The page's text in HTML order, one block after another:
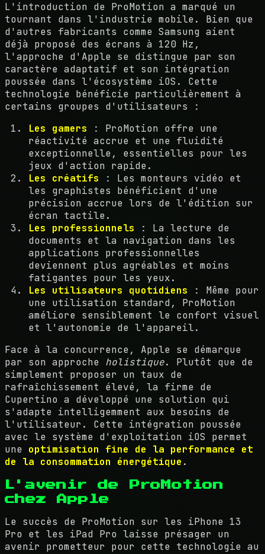
L'introduction de ProMotion a marqué un
tournant dans l'industrie mobile. Bien que
d'autres fabricants comme Samsung aient
déjà proposé des écrans à 120 Hz,
l'approche d'Apple se distingue par son
caractère adaptatif et son intégration
poussée dans l'écosystème iOS. Cette
technologie bénéficie particulièrement à
certains groupes d'utilisateurs :
Les gamers : ProMotion offre une
réactivité accrue et une fluidité
exceptionnelle, essentielles pour les
jeux d'action rapide.
Les créatifs : Les monteurs vidéo et
les graphistes bénéficient d'une
précision accrue lors de l'édition sur
écran tactile.
Les professionnels : La lecture de
documents et la navigation dans les
applications professionnelles
deviennent plus agréables et moins
fatigantes pour les yeux.
Les utilisateurs quotidiens : Même pour
une utilisation standard, ProMotion
améliore sensiblement le confort visuel
et l'autonomie de l'appareil.
Face à la concurrence, Apple se démarque
par son approche holistique. Plutôt que de
simplement proposer un taux de
rafraîchissement élevé, la firme de
Cupertino a développé une solution qui
s'adapte intelligemment aux besoins de
l'utilisateur. Cette intégration poussée
avec le système d'exploitation iOS permet
une optimisation fine de la performance et
de la consommation énergétique .
L'avenir de ProMotion
chez Apple
Le succès de ProMotion sur les iPhone 13
Pro et les iPad Pro laisse présager un
avenir prometteur pour cette technologie au